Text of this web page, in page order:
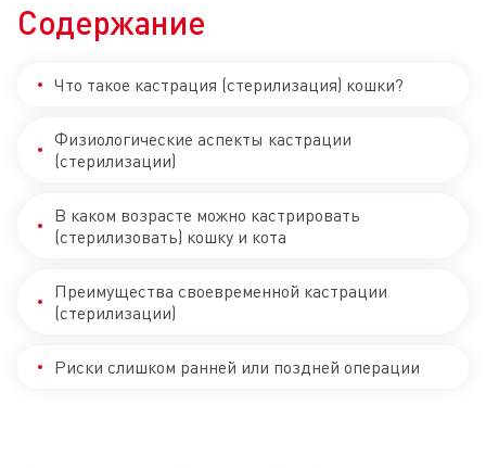
Содержание
Что такое кастрация (стерилизация) кошки?
Физиологические аспекты кастрации
(стерилизации)
В каком возрасте можно кастрировать
(стерилизовать) кошку и кота
Преимущества своевременной кастрации
(стерилизации)
Риски слишком ранней или поздней операции